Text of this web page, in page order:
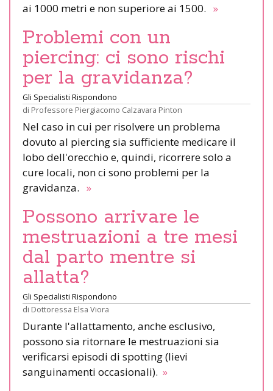
ai 1000 metri e non superiore ai 1500. »
Problemi con un
piercing: ci sono rischi
per la gravidanza?
Gli Specialisti Rispondono
di Professore Piergiacomo Calzavara Pinton
Nel caso in cui per risolvere un problema
dovuto al piercing sia sufficiente medicare il
lobo dell'orecchio e, quindi, ricorrere solo a
cure locali, non ci sono problemi per la
gravidanza. »
Possono arrivare le
mestruazioni a tre mesi
dal parto mentre si
allatta?
Gli Specialisti Rispondono
di Dottoressa Elsa Viora
Durante l'allattamento, anche esclusivo,
possono sia ritornare le mestruazioni sia
verificarsi episodi di spotting (lievi
sanguinamenti occasionali). »